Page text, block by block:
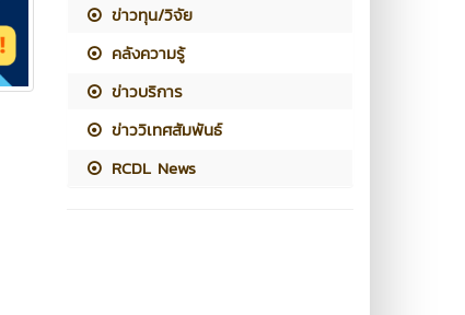
ข่าวทุน/วิจัย
คลังความรู้
ข่าวบริการ
ข่าววิเทศสัมพันธ์
RCDL News